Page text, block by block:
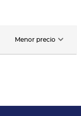
Menor precio